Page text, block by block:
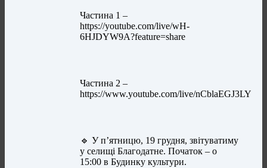
Частина 1 –
https://youtube.com/live/wH-
6HJDYW9A?feature=share
Частина 2 –
https://www.youtube.com/live/nCblaEGJ3LY
🔹 У пʼятницю, 19 грудня, звітуватиму
у селищі Благодатне. Початок – о
15:00 в Будинку культури.